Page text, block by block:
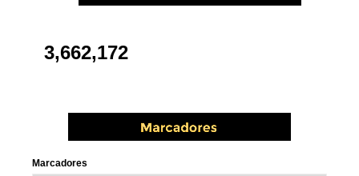
3,662,172
Marcadores